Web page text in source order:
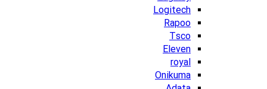
Logitech
Rapoo
Tsco
Eleven
royal
Onikuma